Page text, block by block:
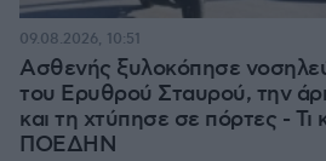
Ασθενής ξυλοκόπησε
του Ερυθρού Σταυρού, την
και τη χτύπησε σε πόρτες - Τι
ΠΟΕΔΗΝ
09.08.2026, 10:51